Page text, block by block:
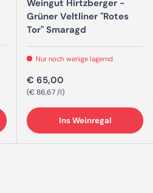
Weingut Hirtzberger -
Grüner Veltliner "Rotes
Tor" Smaragd
Nur noch wenige lagernd
Normaler Preis
€ 65,00
Grundpreis
€ 86,67 /l
Ins Weinregal